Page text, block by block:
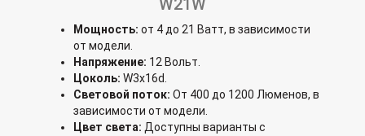
W21W
Мощность: от 4 до 21 Ватт, в зависимости
от модели.
Напряжение: 12 Вольт.
Цоколь: W3x16d.
Световой поток: От 400 до 1200 Люменов, в
зависимости от модели.
Цвет света: Доступны варианты с